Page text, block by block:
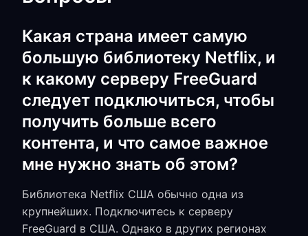
Какая страна имеет самую
большую библиотеку Netflix, и
к какому серверу FreeGuard
следует подключиться, чтобы
получить больше всего
контента, и что самое важное
мне нужно знать об этом?
Библиотека Netflix США обычно одна из
крупнейших. Подключитесь к серверу
FreeGuard в США. Однако в других регионах